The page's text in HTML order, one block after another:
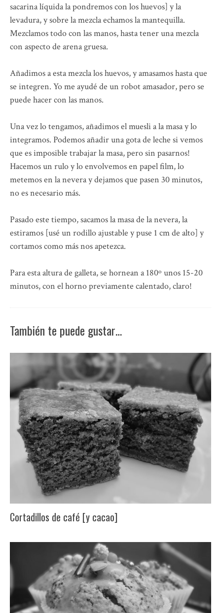
sacarina líquida la pondremos con los huevos] y la
levadura, y sobre la mezcla echamos la mantequilla.
Mezclamos todo con las manos, hasta tener una mezcla
con aspecto de arena gruesa.
Añadimos a esta mezcla los huevos, y amasamos hasta que
se integren. Yo me ayudé de un robot amasador, pero se
puede hacer con las manos.
Una vez lo tengamos, añadimos el muesli a la masa y lo
integramos. Podemos añadir una gota de leche si vemos
que es imposible trabajar la masa, pero sin pasarnos!
Hacemos un rulo y lo envolvemos en papel film, lo
metemos en la nevera y dejamos que pasen 30 minutos,
no es necesario más.
Pasado este tiempo, sacamos la masa de la nevera, la
estiramos [usé un rodillo ajustable y puse 1 cm de alto] y
cortamos como más nos apetezca.
Para esta altura de galleta, se hornean a 180º unos 15-20
minutos, con el horno previamente calentado, claro!
También te puede gustar…
Cortadillos de café [y cacao]